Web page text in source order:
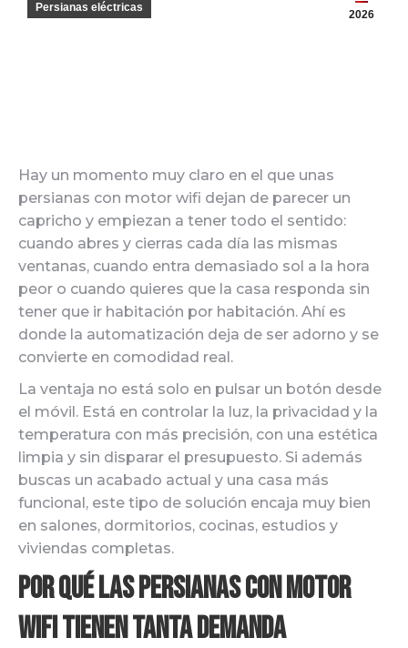
2026
Persianas eléctricas
Hay un momento muy claro en el que unas
persianas con motor wifi dejan de parecer un
capricho y empiezan a tener todo el sentido:
cuando abres y cierras cada día las mismas
ventanas, cuando entra demasiado sol a la hora
peor o cuando quieres que la casa responda sin
tener que ir habitación por habitación. Ahí es
donde la automatización deja de ser adorno y se
convierte en comodidad real.
La ventaja no está solo en pulsar un botón desde
el móvil. Está en controlar la luz, la privacidad y la
temperatura con más precisión, con una estética
limpia y sin disparar el presupuesto. Si además
buscas un acabado actual y una casa más
funcional, este tipo de solución encaja muy bien
en salones, dormitorios, cocinas, estudios y
viviendas completas.
Por qué las persianas con motor
wifi tienen tanta demanda